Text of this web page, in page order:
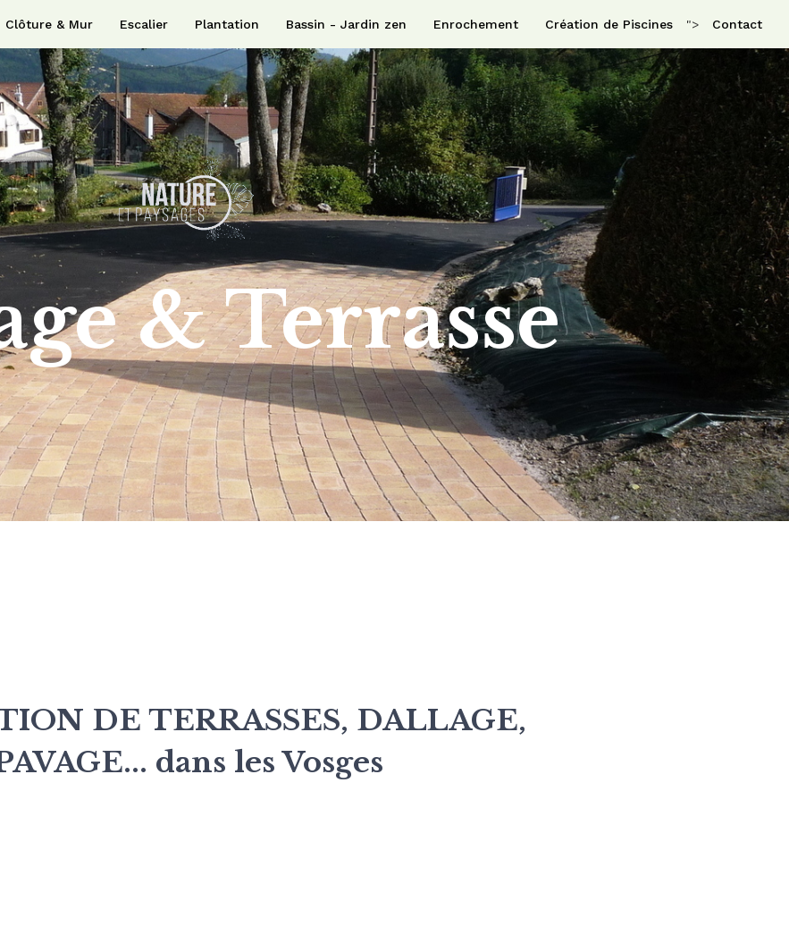
Clôture & Mur Escalier Plantation Bassin - Jardin zen Enrochement Création de Piscines "> Contact
& Terrasse
DE TERRASSES, DALLAGE,
dans les Vosges